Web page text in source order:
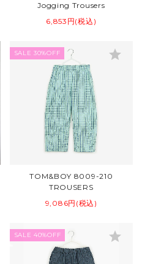
Jogging Trousers
6,853円(税込)
SALE 30%OFF
TOM&BOY 8009-210
TROUSERS
9,086円(税込)
star
SALE 40%OFF star